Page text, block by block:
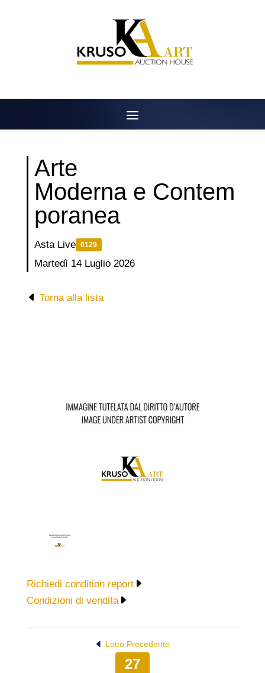
Arte
Moderna e Contem
poranea
Asta Live 0129
Martedì 14 Luglio 2026
Torna alla lista
Richiedi condition report
Condizioni di vendita
Lotto Precedente
27